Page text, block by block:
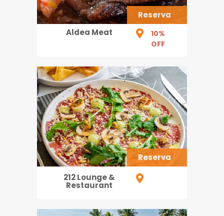
Reserva
Aldea Meat
10%
OFF
Reserva
212 Lounge &
Restaurant